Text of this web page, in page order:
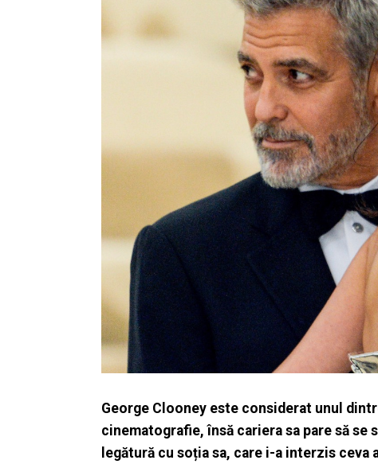
George Clooney este considerat unul
cinematografie, însă cariera sa pare să se
legătură cu soția sa, care i-a interzis ceva